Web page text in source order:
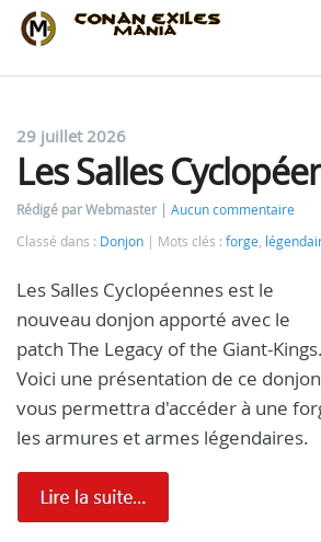
29 juillet 2026
Les Salles
Rédigé par Webmaster
Aucun commentaire
Classé dans : Donjon Mots clés : forge,
Les Salles Cyclopéennes est le
nouveau donjon apporté avec le
patch The Legacy of the Giant-Kings.
Voici une présentation de ce
vous permettra d'accéder à une
les armures et armes légendaires.